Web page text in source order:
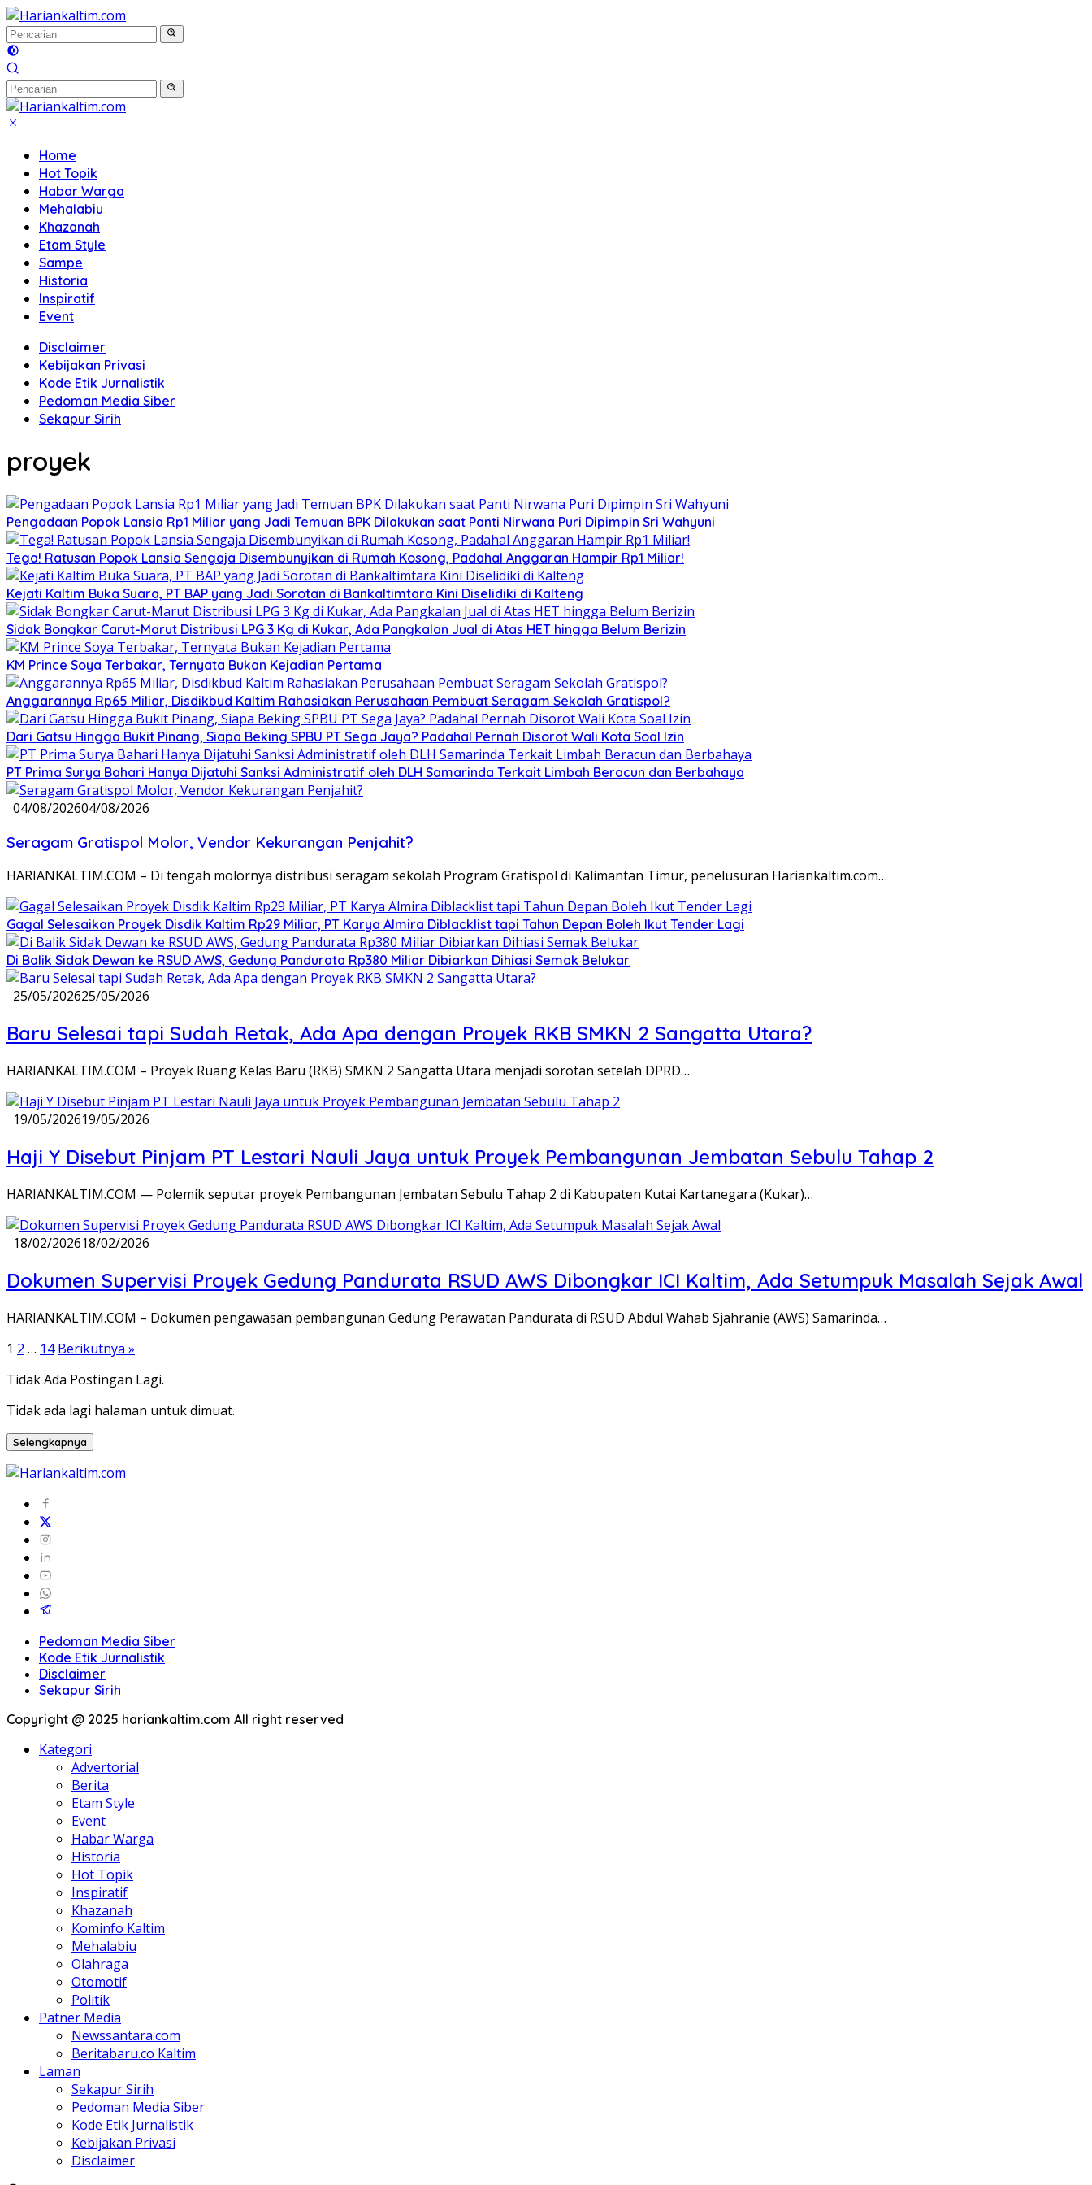
Langsung
ke
konten
Home
Hot Topik
Habar Warga
Mehalabiu
Khazanah
Etam Style
Sampe
Historia
Inspiratif
Event
Disclaimer
Kebijakan Privasi
Kode Etik Jurnalistik
Pedoman Media Siber
Sekapur Sirih
proyek
Pengadaan Popok Lansia Rp1 Miliar yang Jadi Temuan BPK Dilakukan saat Panti Nirwana Puri Dipimpin Sri Wahyuni
Tega! Ratusan Popok Lansia Sengaja Disembunyikan di Rumah Kosong, Padahal Anggaran Hampir Rp1 Miliar!
Kejati Kaltim Buka Suara, PT BAP yang Jadi Sorotan di Bankaltimtara Kini Diselidiki di Kalteng
Sidak Bongkar Carut-Marut Distribusi LPG 3 Kg di Kukar, Ada Pangkalan Jual di Atas HET hingga Belum Berizin
KM Prince Soya Terbakar, Ternyata Bukan Kejadian Pertama
Anggarannya Rp65 Miliar, Disdikbud Kaltim Rahasiakan Perusahaan Pembuat Seragam Sekolah Gratispol?
Dari Gatsu Hingga Bukit Pinang, Siapa Beking SPBU PT Sega Jaya? Padahal Pernah Disorot Wali Kota Soal Izin
PT Prima Surya Bahari Hanya Dijatuhi Sanksi Administratif oleh DLH Samarinda Terkait Limbah Beracun dan Berbahaya
04/08/202604/08/2026
Seragam Gratispol Molor, Vendor Kekurangan Penjahit?
HARIANKALTIM.COM – Di tengah molornya distribusi seragam sekolah Program Gratispol di Kalimantan Timur, penelusuran Hariankaltim.com…
Gagal Selesaikan Proyek Disdik Kaltim Rp29 Miliar, PT Karya Almira Diblacklist tapi Tahun Depan Boleh Ikut Tender Lagi
Di Balik Sidak Dewan ke RSUD AWS, Gedung Pandurata Rp380 Miliar Dibiarkan Dihiasi Semak Belukar
25/05/202625/05/2026
Baru Selesai tapi Sudah Retak, Ada Apa dengan Proyek RKB SMKN 2 Sangatta Utara?
HARIANKALTIM.COM – Proyek Ruang Kelas Baru (RKB) SMKN 2 Sangatta Utara menjadi sorotan setelah DPRD…
19/05/202619/05/2026
Haji Y Disebut Pinjam PT Lestari Nauli Jaya untuk Proyek Pembangunan Jembatan Sebulu Tahap 2
HARIANKALTIM.COM — Polemik seputar proyek Pembangunan Jembatan Sebulu Tahap 2 di Kabupaten Kutai Kartanegara (Kukar)…
18/02/202618/02/2026
Dokumen Supervisi Proyek Gedung Pandurata RSUD AWS Dibongkar ICI Kaltim, Ada Setumpuk Masalah Sejak Awal
HARIANKALTIM.COM – Dokumen pengawasan pembangunan Gedung Perawatan Pandurata di RSUD Abdul Wahab Sjahranie (AWS) Samarinda…
Paginasi
pos
1 2 … 14 Berikutnya »
Tidak Ada Postingan Lagi.
Tidak ada lagi halaman untuk dimuat.
Selengkapnya
Pedoman Media Siber
Kode Etik Jurnalistik
Disclaimer
Sekapur Sirih
Copyright @ 2025 hariankaltim.com All right reserved
Kategori
Advertorial
Berita
Etam Style
Event
Habar Warga
Historia
Hot Topik
Inspiratif
Khazanah
Kominfo Kaltim
Mehalabiu
Olahraga
Otomotif
Politik
Patner Media
Newssantara.com
Beritabaru.co Kaltim
Laman
Sekapur Sirih
Pedoman Media Siber
Kode Etik Jurnalistik
Kebijakan Privasi
Disclaimer